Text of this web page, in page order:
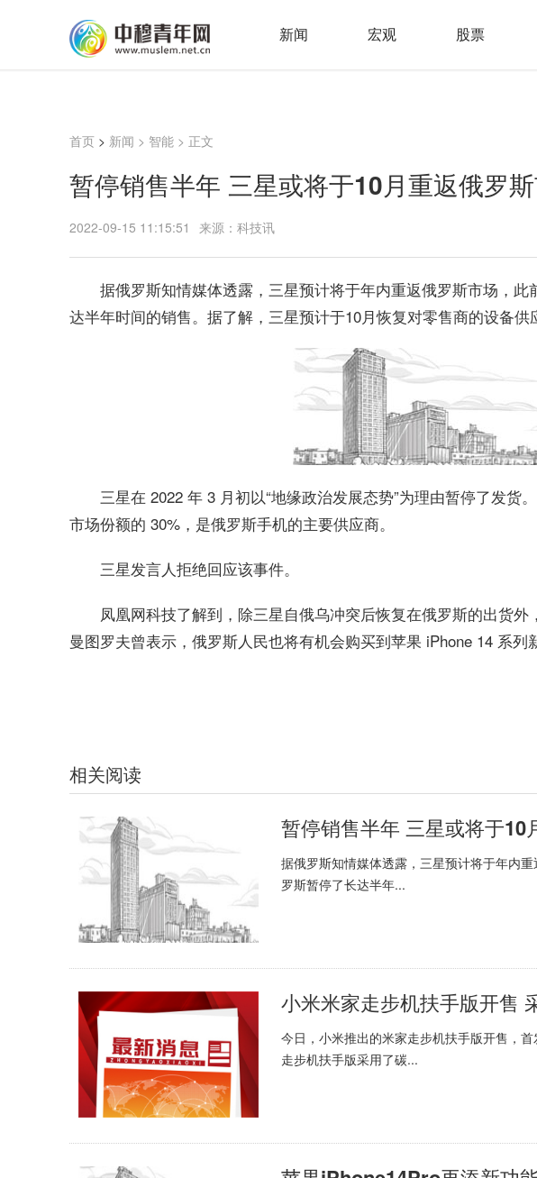
新闻 宏观 股票
首页 > 新闻 > 智能 > 正文
暂停销售半年 三星或将于10月重返俄罗
2022-09-15 11:15:51 来源：科技讯
据俄罗斯知情媒体透露，三星预计将于年内重返俄罗斯市场，
达半年时间的销售。据了解，三星预计于10月恢复对零售商的设备供
三星在 2022 年 3 月初以“地缘政治发展态势”为理由暂停了发货
市场份额的 30%，是俄罗斯手机的主要供应商。
三星发言人拒绝回应该事件。
凤凰网科技了解到，除三星自俄乌冲突后恢复在俄罗斯的出货
曼图罗夫曾表示，俄罗斯人民也将有机会购买到苹果 iPhone 14 系列
相关阅读
暂停销售半年 三星或将于10
据俄罗斯知情媒体透露，三星预计将于年内
罗斯暂停了长达半年...
小米米家走步机扶手版开售
今日，小米推出的米家走步机扶手版开售，
走步机扶手版采用了碳...